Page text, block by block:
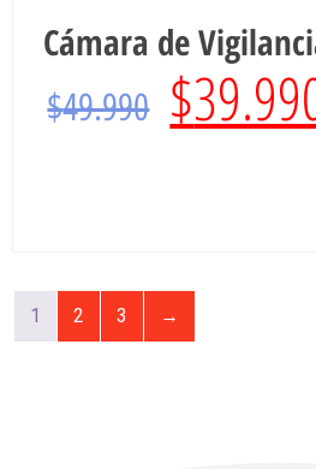
Cámara de
$49.990 $
1 2 3 →